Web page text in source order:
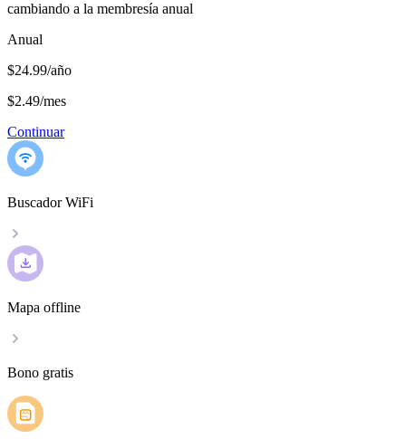
cambiando a la membresía anual
Anual
$24.99/año
$2.49/mes
Continuar
Buscador WiFi
Mapa offline
Bono gratis